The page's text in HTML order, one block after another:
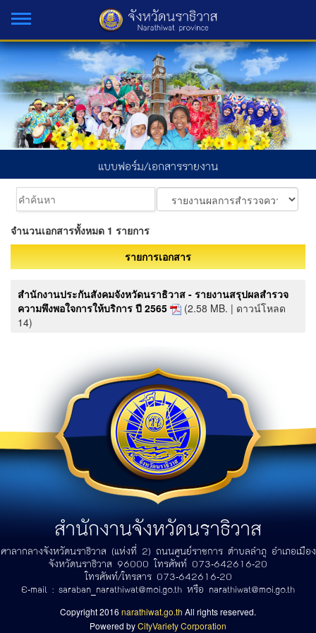
แบบฟอร์ม/เอกสารรายงาน
จำนวนเอกสารทั้งหมด 1 รายการ
รายการเอกสาร
สำนักงานประกันสังคมจังหวัดนราธิวาส - รายงานสรุปผลสำรวจ
ความพึงพอใจการให้บริการ ปี 2565
(2.58 MB. | ดาวน์โหลด
14)
สำนักงานจังหวัดนราธิวาส
ศาลากลางจังหวัดนราธิวาส (แห่งที่ 2) ถนนศูนย์ราชการ ตำบลลำภู อำเภอเมือง
จังหวัดนราธิวาส 96000 โทรศัพท์ 073-642616-20
โทรศัพท์/โทรสาร 073-642616-20
E-mail : saraban_narathiwat@moi.go.th หรือ narathiwat@moi.go.th
Copyright 2016 narathiwat.go.th All rights reserved.
Powered byCityVariety Corporation